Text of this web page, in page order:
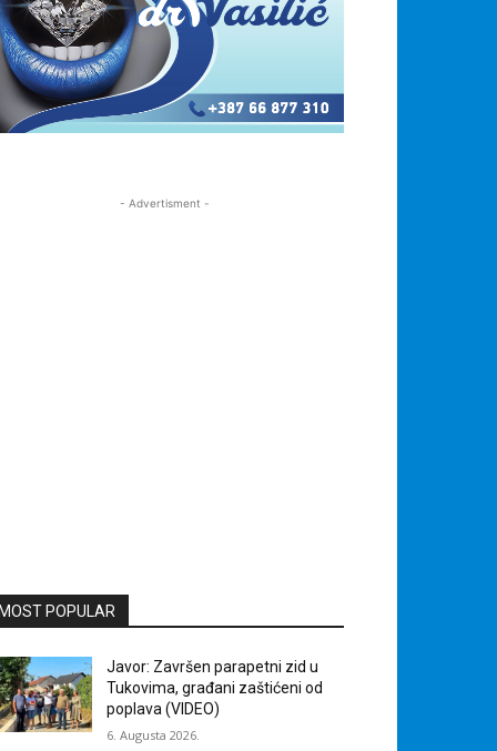
- Advertisment -
POPULAR
Javor: Završen parapetni zid u
Tukovima, građani zaštićeni od
poplava (VIDEO)
6. Augusta 2026.